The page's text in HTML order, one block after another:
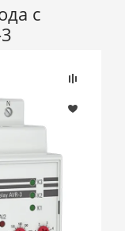
с